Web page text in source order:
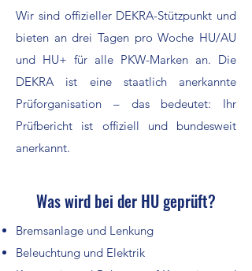
Wir sind offizieller DEKRA-Stützpunkt und
bieten an drei Tagen pro Woche HU/AU
und HU+ für alle PKW-Marken an. Die
DEKRA ist eine staatlich anerkannte
Prüforganisation – das bedeutet: Ihr
Prüfbericht ist offiziell und bundesweit
anerkannt.
Was wird bei der HU geprüft?
Bremsanlage und Lenkung
Beleuchtung und Elektrik